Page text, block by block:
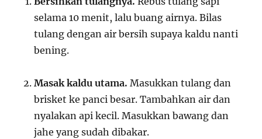
selama 10 menit, lalu buang airnya. Bilas
tulang dengan air bersih supaya kaldu nanti
bening.
Masak kaldu utama. Masukkan tulang dan
brisket ke panci besar. Tambahkan air dan
nyalakan api kecil. Masukkan bawang dan
jahe yang sudah dibakar.